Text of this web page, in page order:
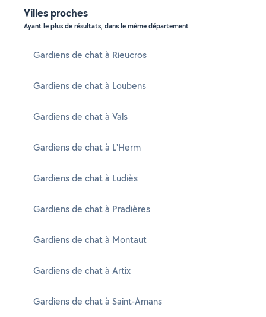
Villes proches
Ayant le plus de résultats, dans le même département
Gardiens de chat à Rieucros
Gardiens de chat à Loubens
Gardiens de chat à Vals
Gardiens de chat à L'Herm
Gardiens de chat à Ludiès
Gardiens de chat à Pradières
Gardiens de chat à Montaut
Gardiens de chat à Artix
Gardiens de chat à Saint-Amans